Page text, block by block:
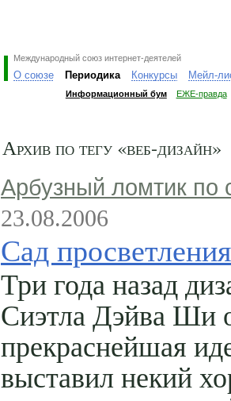
Международный союз интернет-деятелей
О союзе Периодика Конкурсы Мейл-
Информационный бум ЕЖЕ-правда
Архив по тегу «веб-дизайн»
Арбузный ломтик по
23.08.2006
Сад просветления
Три года назад
Сиэтла Дэйва Ши
прекраснейшая
выставил некий